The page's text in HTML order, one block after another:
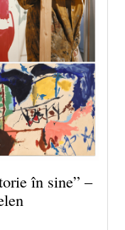
în sine” –